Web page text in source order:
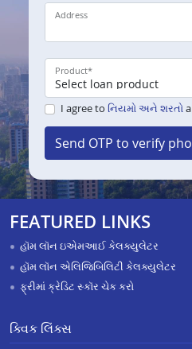
Address
Product*
I agree to નિયમો અને શરતો
Send OTP to verify
FEATURED LINKS
હૉમ લૉન ઇએમઆઈ કેલક્યુલેટર
હૉમ લૉન એલિજિબિલિટી કેલક્યુલેટર
ફ્રીમાં ક્રેડિટ સ્કૉર ચેક કરો
ક્વિક લિંક્સ